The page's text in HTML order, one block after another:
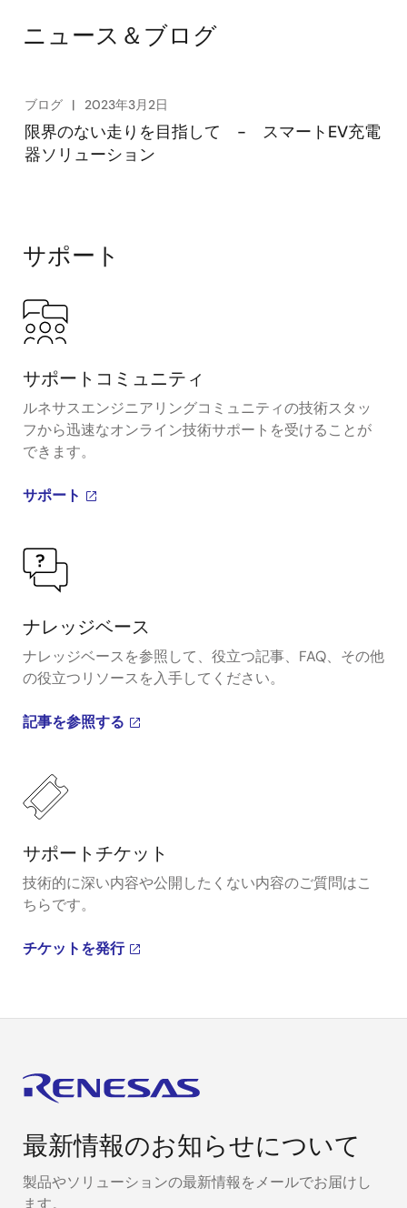
demonstration video, showcasing our customized
This approach guarantees that you can test your
Open Charge Point Protocol (OCPP) connectivity in a
wide range of environments, including those
ニュース＆ブログ
ブログ 2023年3月2日
限界のない走りを目指して - スマートEV充電
器ソリューション
サポート
サポートコミュニティ
ルネサスエンジニアリングコミュニティの技術スタッ
フから迅速なオンライン技術サポートを受けることが
できます。
サポート
ナレッジベース
ナレッジベースを参照して、役立つ記事、FAQ、その他
の役立つリソースを入手してください。
記事を参照する
サポートチケット
技術的に深い内容や公開したくない内容のご質問はこ
ちらです。
チケットを発行
最新情報のお知らせについて
製品やソリューションの最新情報をメールでお届けし